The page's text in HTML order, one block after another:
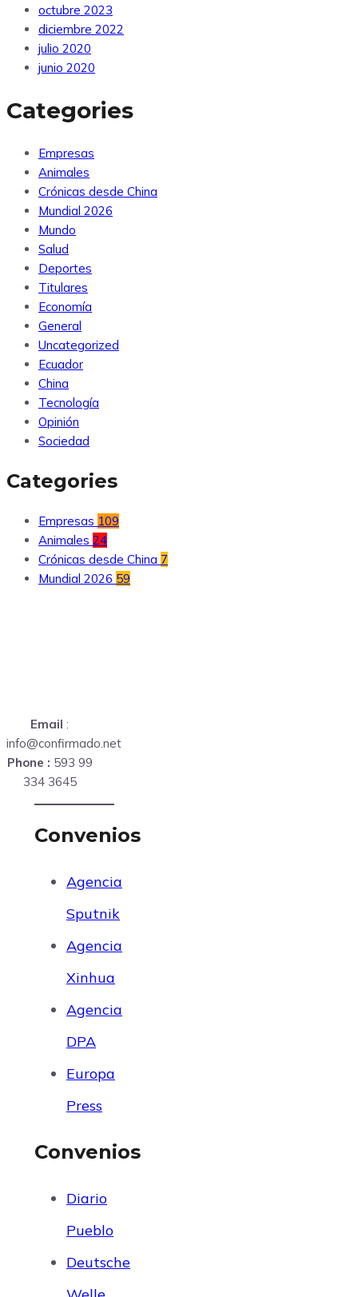
octubre 2023
diciembre 2022
julio 2020
junio 2020
Categories
Empresas
Animales
Crónicas desde China
Mundial 2026
Mundo
Salud
Deportes
Titulares
Economía
General
Uncategorized
Ecuador
China
Tecnología
Opinión
Sociedad
Categories
Empresas 109
Animales 24
Crónicas desde China 7
Mundial 2026 59
Email :
info@confirmado.net
Phone : 593 99
334 3645
Convenios
Agencia
Sputnik
Agencia
Xinhua
Agencia
DPA
Europa
Press
Convenios
Diario
Pueblo
Deutsche